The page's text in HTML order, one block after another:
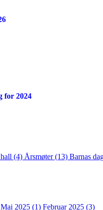
for 2024
(4) Årsmøter (13) Barnas
Mai 2025 (1) Februar 2025 (3)